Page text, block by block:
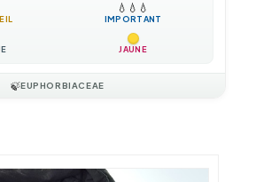
💧 💧 💧
IMPORTANT
JAUNE
🍃EUPHORBIACEAE